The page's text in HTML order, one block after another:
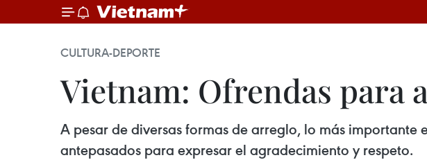
CULTURA-DEPORTE
Vietnam: Ofrendas para
A pesar de diversas formas de arreglo, lo más
antepasados para expresar el agradecimiento y respeto.